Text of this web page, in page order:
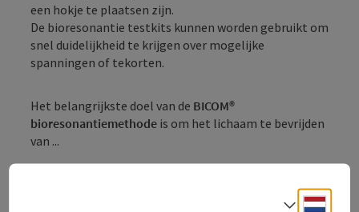
een hokje te plaatsen zijn.
De bioresonantie testkits kunnen worden gebruikt om
snel duidelijkheid te krijgen over mogelijke
spanningen of tekorten.
Het belangrijkste doel van de BICOM®
bioresonantiemethode is om het lichaam te bevrijden
van ...
Beschrijving volledig aangeven